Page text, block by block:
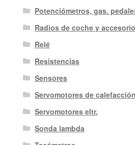
Potenciómetros, gas.
Radios de coche y
Relé
Resistencias
Sensores
Servomotores de calefacción
Servomotores eltr.
Sonda lambda